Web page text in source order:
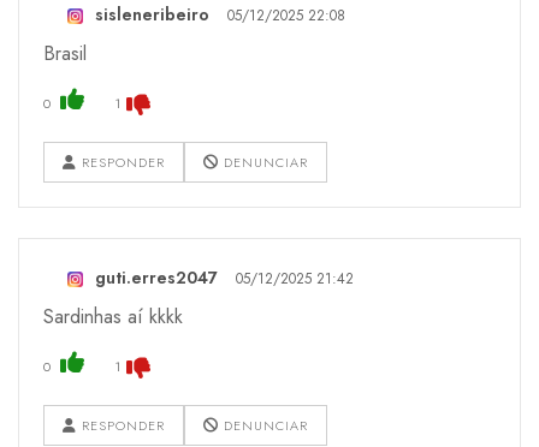
sisleneribeiro 05/12/2025 22:08
Brasil
0 1
RESPONDER DENUNCIAR
guti.erres2047 05/12/2025 21:42
Sardinhas aí kkkk
0 1
RESPONDER DENUNCIAR